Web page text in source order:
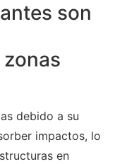
son
debido a su
impactos, lo
en